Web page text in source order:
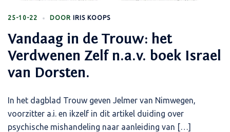
25-10-22 DOOR IRIS KOOPS
Vandaag in de Trouw: het
Verdwenen Zelf n.a.v. boek Israel
van Dorsten.
In het dagblad Trouw geven Jelmer van Nimwegen,
voorzitter a.i. en ikzelf in dit artikel duiding over
psychische mishandeling naar aanleiding van […]